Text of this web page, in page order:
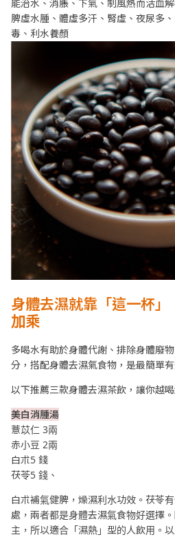
能治水、消脹、下氣、制風熱而活血
脾虛水腫、體虛多汗、腎虛、夜尿多
毒、利水養顏
身體去濕就靠「這一杯」
加乘
多喝水有助於身體代謝、排除身體廢
分，搭配身體去濕氣食物，是最簡單有
以下推薦三款身體去濕茶飲，讓你越喝
美白消腫湯
薏苡仁 3兩
赤小豆 2兩
白朮5 錢
茯苓5 錢、
白朮補氣健脾，燥濕利水功效。茯苓
處，兩者都是身體去濕氣食物好選擇
主，所以適合「濕熱」型的人飲用。